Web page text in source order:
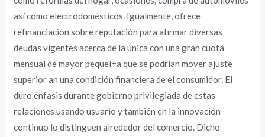
así­ como electrodomésticos. Igualmente, ofrece
refinanciación sobre reputación para afirmar diversas
deudas vigentes acerca de la única con una gran cuota
mensual de mayor pequeí±a que se podrí­an mover ajuste
superior an una condición financiera de el consumidor. El
duro énfasis durante gobierno privilegiada de estas
relaciones usando usuario y también en la innovación
continuo lo distinguen alrededor del comercio. Dicho